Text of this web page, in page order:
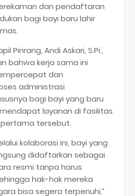
dan pendaftaran
bagi bayi baru lahir
Pinrang, Andi Askari, S.Pi.,
bahwa kerja sama ini
dan
administrasi
bagi bayi yang baru
layanan di fasilitas
tersebut.
kolaborasi ini, bayi yang
didaftarkan sebagai
resmi tanpa harus
hak-hak mereka
bisa segera terpenuhi,”